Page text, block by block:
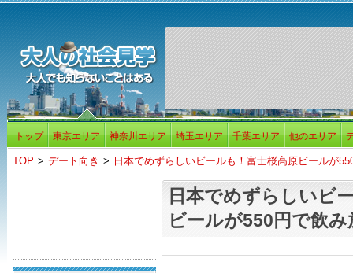
トップ 東京エリア 神奈川エリア 埼玉エリア 千葉エリア 他のエリア
TOP > デート向き > 日本でめずらしいビールも！富士桜高原ビールが
日本でめずらしいビ
ビールが550円で飲み